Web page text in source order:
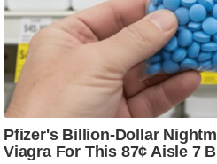
म
सा
म
यि
मा
तृ